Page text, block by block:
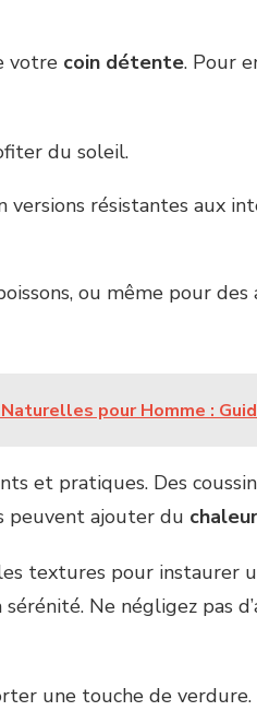
votre coin détente. Pour
du soleil.
versions résistantes aux
ou même pour
pour Homme :
et pratiques. Des
peuvent ajouter du
textures pour instaurer
Ne négligez pas
une touche de verdure.